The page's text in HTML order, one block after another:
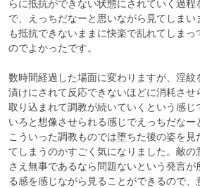
らに抵抗ができない状態にされていく過
で、えっちだなーと思いながら見てしま
も抵抗できないままに快楽で乱れてしま
のでよかったです。
数時間経過した場面に変わりますが、淫紋
漬けにされて反応できないほどに消耗させ
取り込まれて調教が続いていくという感じ
いろと想像させられる感じでえっちだなー
こういった調教ものでは堕ちた後の姿を見
てしまうのかすごく気になりました。敵
さえ無事であるなら問題ないという発言
る感を感じながら見ることができるので、